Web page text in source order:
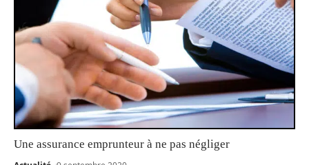
Une assurance emprunteur à ne pas négliger